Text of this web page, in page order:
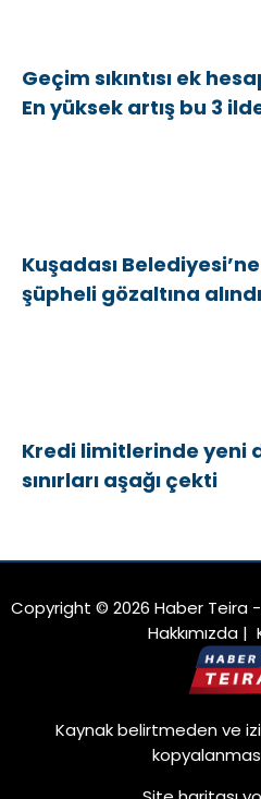
Geçim sıkıntısı ek
En yüksek artış bu 3
Kuşadası
şüpheli gözaltına alındı
Kredi limitlerinde yeni
sınırları aşağı çekti
Copyright © 2026 Haber Teira -
Hakkımızda |
Kaynak belirtmeden ve